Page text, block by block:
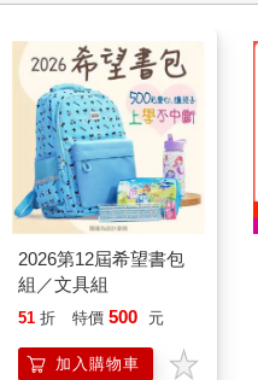
2026第12屆希望書包
組／文具組
51 折 特價 500 元
加入購物車